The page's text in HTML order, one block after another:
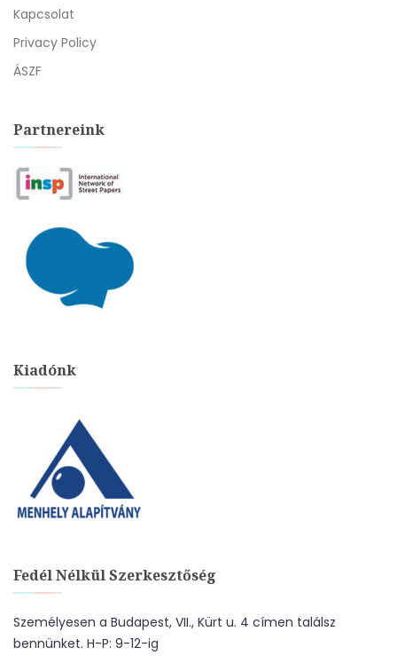
Kapcsolat
Privacy Policy
ÁSZF
Partnereink
Kiadónk
Fedél Nélkül Szerkesztőség
Személyesen a Budapest, VII., Kürt u. 4 címen találsz
bennünket. H-P: 9-12-ig